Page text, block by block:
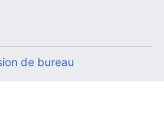
de bureau